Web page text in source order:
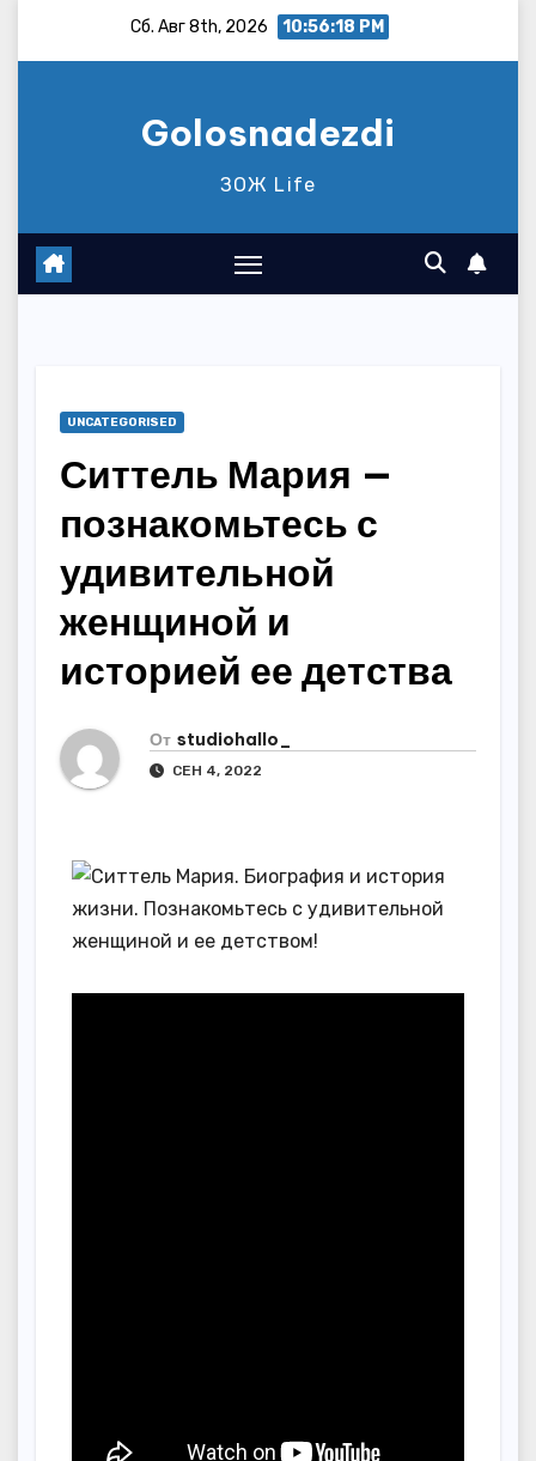
Сб. Авг 8th, 2026 10:56:19 PM
Golosnadezdi
ЗОЖ Life
UNCATEGORISED
Ситтель Мария —
познакомьтесь с
удивительной
женщиной и
историей ее детства
От studiohallo_
СЕН 4, 2022